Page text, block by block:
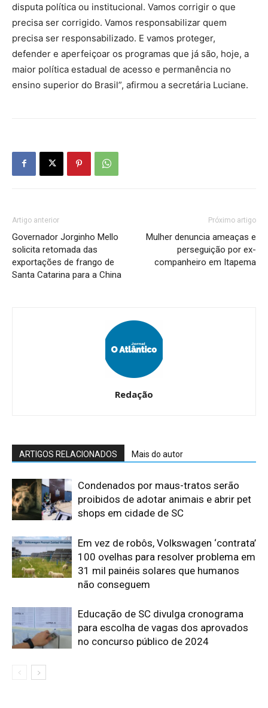
disputa política ou institucional. Vamos corrigir o que
precisa ser corrigido. Vamos responsabilizar quem
precisa ser responsabilizado. E vamos proteger,
defender e aperfeiçoar os programas que já são, hoje, a
maior política estadual de acesso e permanência no
ensino superior do Brasil”, afirmou a secretária Luciane.
Artigo anterior
Governador Jorginho Mello
solicita retomada das
exportações de frango de
Santa Catarina para a China
Próximo artigo
Mulher denuncia ameaças e
perseguição por ex-
companheiro em Itapema
Redação
ARTIGOS RELACIONADOS Mais do autor
Condenados por maus-tratos serão
proibidos de adotar animais e abrir pet
shops em cidade de SC
Em vez de robôs, Volkswagen ‘contrata’
100 ovelhas para resolver problema em
31 mil painéis solares que humanos
não conseguem
Educação de SC divulga cronograma
para escolha de vagas dos aprovados
no concurso público de 2024